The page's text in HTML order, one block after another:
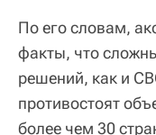
По его словам,
факты, что
решений, как и
противостоят
более чем 30